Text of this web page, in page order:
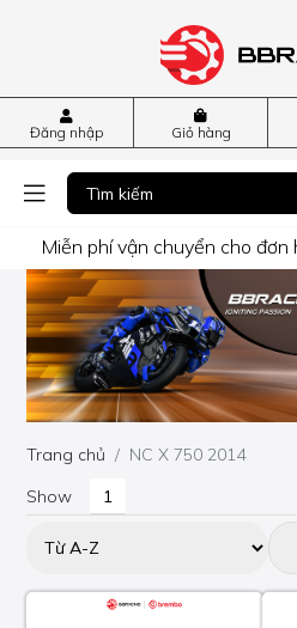
Đăng nhập Giỏ hàng
Miễn phí vận chuyển cho
Trang chủ
NC X 750 2014
Show